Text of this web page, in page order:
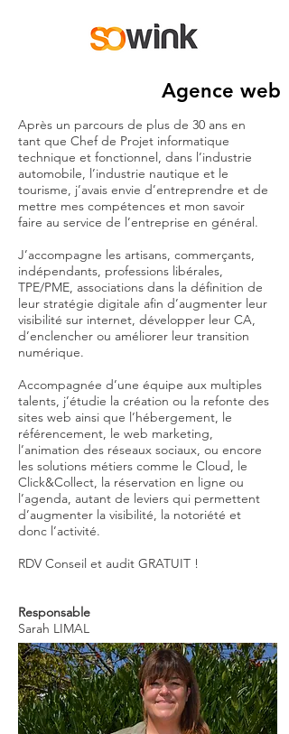
Agence web
Après un parcours de plus de 30 ans en
tant que Chef de Projet informatique
technique et fonctionnel, dans l’industrie
automobile, l’industrie nautique et le
tourisme, j’avais envie d’entreprendre et de
mettre mes compétences et mon savoir
faire au service de l’entreprise en général.
J’accompagne les artisans, commerçants,
indépendants, professions libérales,
TPE/PME, associations dans la définition de
leur stratégie digitale afin d’augmenter leur
visibilité sur internet, développer leur CA,
d’enclencher ou améliorer leur transition
numérique.
Accompagnée d’une équipe aux multiples
talents, j’étudie la création ou la refonte des
sites web ainsi que l’hébergement, le
référencement, le web marketing,
l’animation des réseaux sociaux, ou encore
les solutions métiers comme le Cloud, le
Click&Collect, la réservation en ligne ou
l’agenda, autant de leviers qui permettent
d’augmenter la visibilité, la notoriété et
donc l’activité.
RDV Conseil et audit GRATUIT !
Responsable
Sarah LIMAL